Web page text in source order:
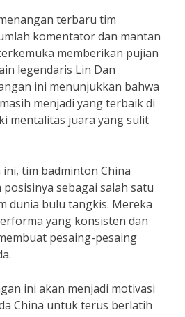
terbaru tim
komentator dan mantan
memberikan pujian
legendaris Lin Dan
ini menunjukkan bahwa
menjadi yang terbaik di
mentalitas juara yang sulit
tim badminton China
sebagai salah satu
dunia bulu tangkis. Mereka
yang konsisten dan
pesaing-pesaing
ini akan menjadi motivasi
China untuk terus berlatih